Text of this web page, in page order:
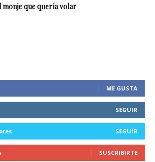
monje que quería volar
ME GUSTA
SEGUIR
SEGUIR
SUSCRIBIRTE